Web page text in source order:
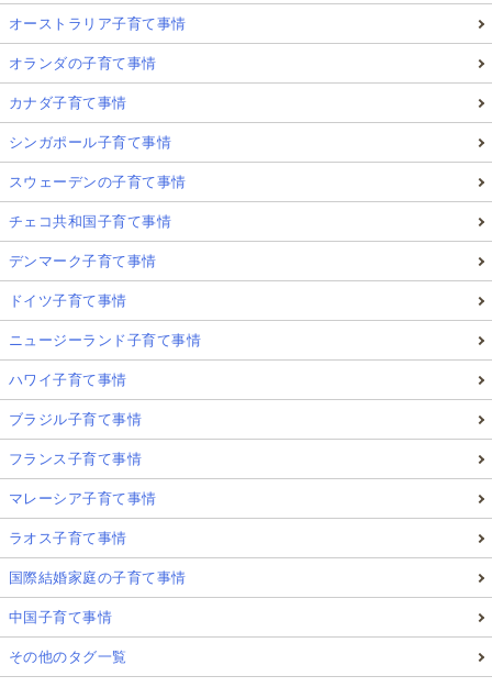
オーストラリア子育て事情
オランダの子育て事情
カナダ子育て事情
シンガポール子育て事情
スウェーデンの子育て事情
チェコ共和国子育て事情
デンマーク子育て事情
ドイツ子育て事情
ニュージーランド子育て事情
ハワイ子育て事情
ブラジル子育て事情
フランス子育て事情
マレーシア子育て事情
ラオス子育て事情
国際結婚家庭の子育て事情
中国子育て事情
その他のタグ一覧